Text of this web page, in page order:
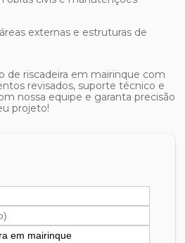
de riscadeira em mairinque com
revisados, suporte técnico e
nossa equipe e garanta precisão
projeto!